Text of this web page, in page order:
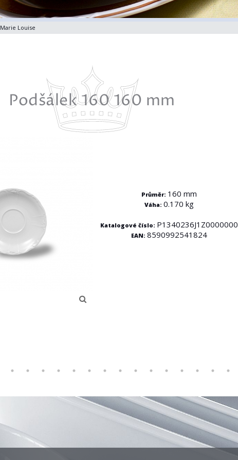
Marie Louise
Podšálek 160 160 mm
Průměr: 160 mm
Váha:0.170 kg
Katalogové číslo: P1340236J1Z0000000
EAN:8590992541824